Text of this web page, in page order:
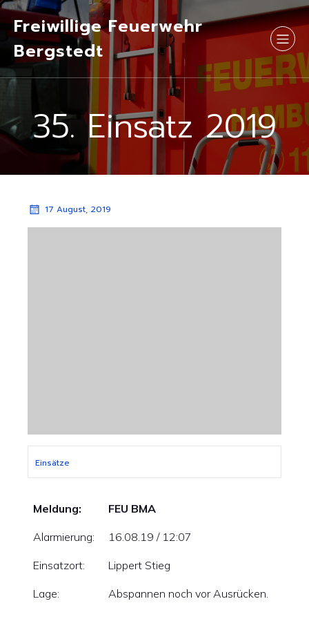
Freiwillige Feuerwehr
Bergstedt
35. Einsatz 2019
17 August, 2019
Einsätze
Meldung: FEU BMA
Alarmierung: 16.08.19 / 12:07
Einsatzort: Lippert Stieg
Lage: Abspannen noch vor Ausrücken.